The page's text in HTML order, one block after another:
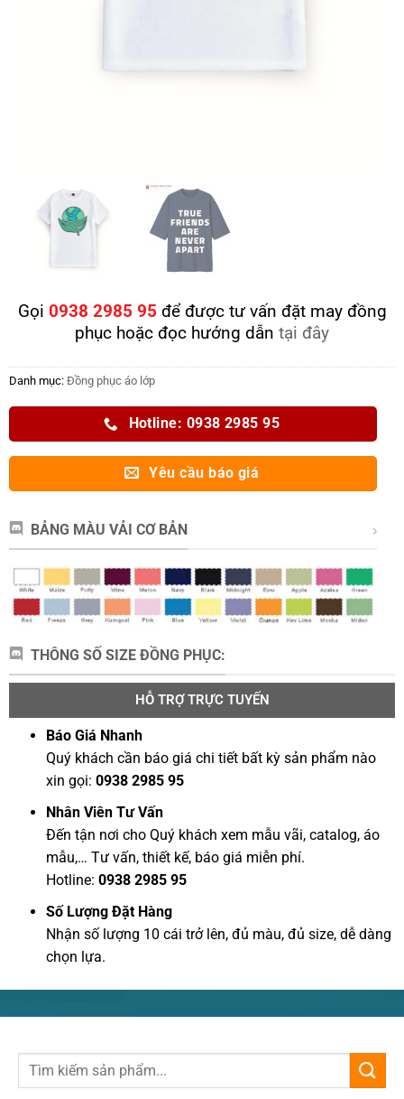
Gọi 0938 2985 95 để được tư vấn đặt may đồng
phục hoặc đọc hướng dẫn tại đây
Danh mục: Đồng phục áo lớp
Hotline: 0938 2985 95
Yêu cầu báo giá
BẢNG MÀU VẢI CƠ BẢN
THÔNG SỐ SIZE ĐỒNG PHỤC:
HỖ TRỢ TRỰC TUYẾN
Báo Giá Nhanh
Quý khách cần báo giá chi tiết bất kỳ sản phẩm nào
xin gọi:0938 2985 95
Nhân Viên Tư Vấn
Đến tận nơi cho Quý khách xem mẫu vãi, catalog, áo
mẫu,… Tư vấn, thiết kế, báo giá miễn phí.
Hotline: 0938 2985 95
Số Lượng Đặt Hàng
Nhận số lượng 10 cái trở lên, đủ màu, đủ size, dễ dàng
chọn lựa.